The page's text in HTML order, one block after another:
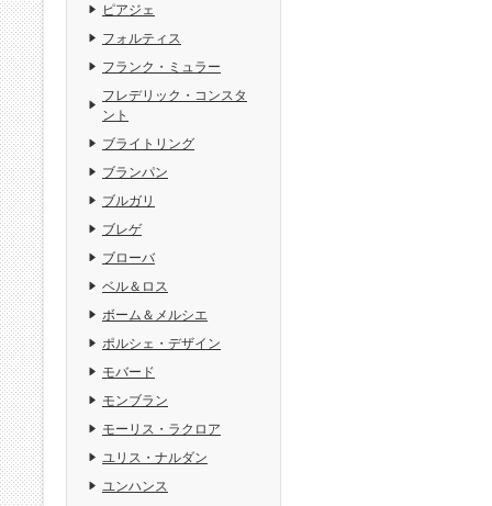
ピアジェ
フォルティス
フランク・ミュラー
フレデリック・コンスタ
ント
ブライトリング
ブランパン
ブルガリ
ブレゲ
ブローバ
ベル＆ロス
ボーム＆メルシエ
ポルシェ・デザイン
モバード
モンブラン
モーリス・ラクロア
ユリス・ナルダン
ユンハンス